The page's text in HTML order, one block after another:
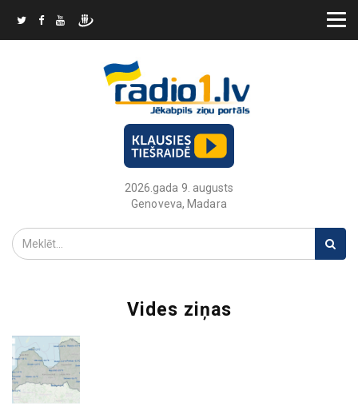
2026.gada 9. augusts
Genoveva, Madara
Vides ziņas